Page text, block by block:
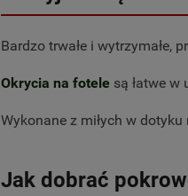
Bardzo trwałe i wytrzymałe,
Okrycia na fotele są łatwe
Wykonane z miłych w dotyku
Jak dobrać